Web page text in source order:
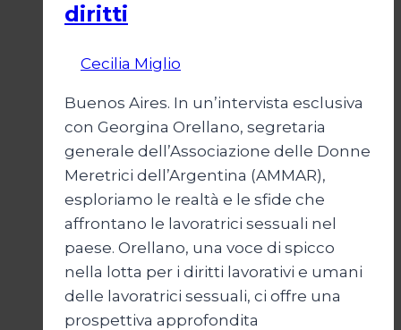
diritti
Cecilia Miglio
Buenos Aires. In un’intervista esclusiva
con Georgina Orellano, segretaria
generale dell’Associazione delle Donne
Meretrici dell’Argentina (AMMAR),
esploriamo le realtà e le sfide che
affrontano le lavoratrici sessuali nel
paese. Orellano, una voce di spicco
nella lotta per i diritti lavorativi e umani
delle lavoratrici sessuali, ci offre una
prospettiva approfondita